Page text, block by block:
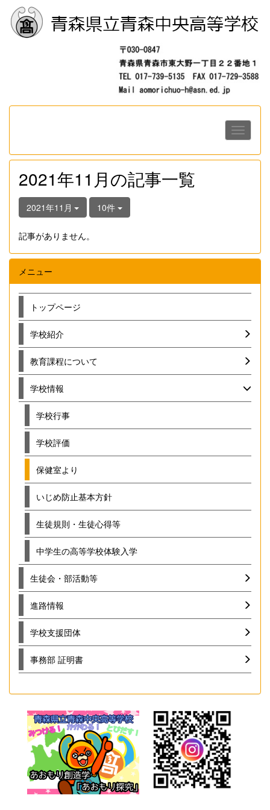
2021年11月の記事一覧
2021年11月 10件
記事がありません。
メニュー
トップページ
学校紹介
教育課程について
学校情報
学校行事
学校評価
保健室より
いじめ防止基本方針
生徒規則・生徒心得等
中学生の高等学校体験入学
生徒会・部活動等
進路情報
学校支援団体
事務部 証明書